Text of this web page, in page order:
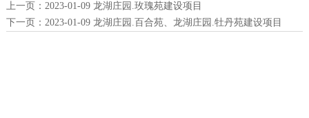
上一页： 2023-01-09 龙湖庄园.玫瑰苑建设项目
下一页： 2023-01-09 龙湖庄园.百合苑、龙湖庄园.牡丹苑建设项目